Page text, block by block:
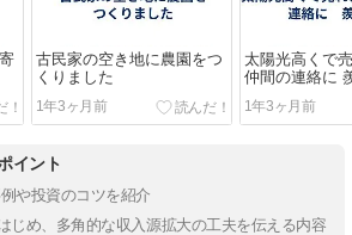
古民家の空き地に農園をつ
くりました
1年3ヶ月前
太陽光高くで
仲間の連絡に
1年3ヶ月前
イント
や投資のコツを紹介
じめ、多角的な収入源拡大の工夫を伝える内容